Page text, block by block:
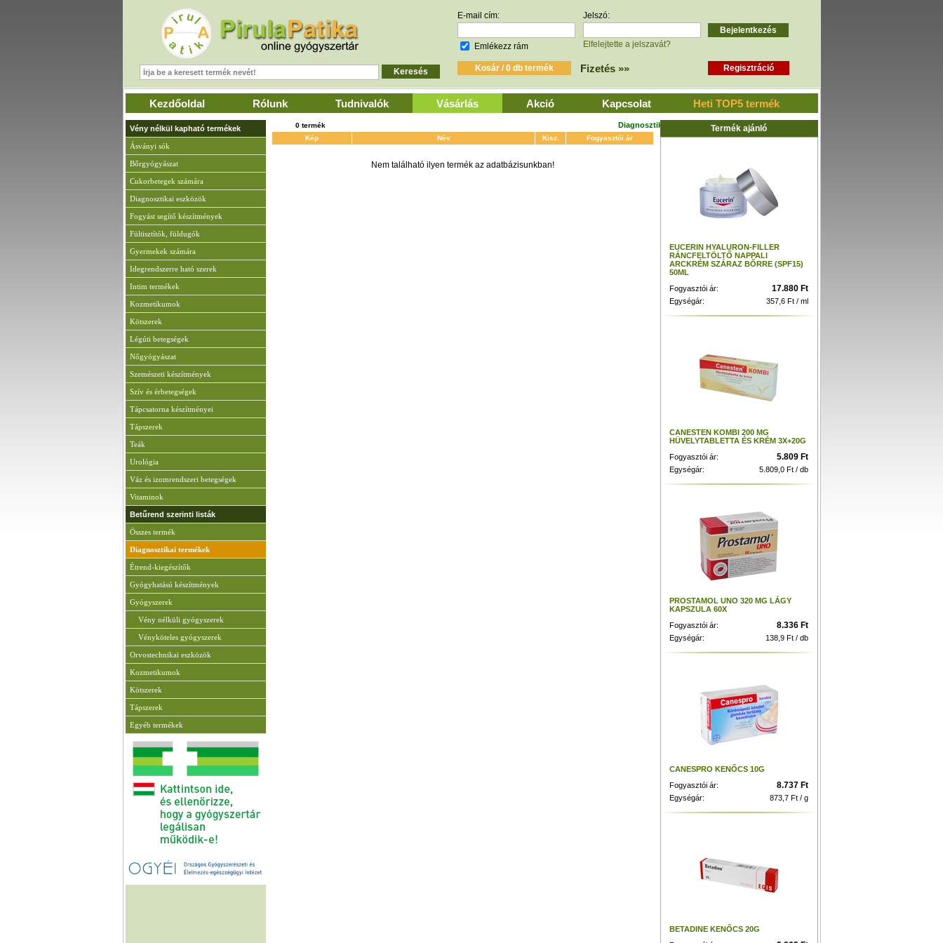
E-mail cím: Jelszó:
Emlékezz rám Elfelejtette a jelszavát?
Fizetés »»
Kezdőoldal Rólunk Tudnivalók Vásárlás Akció Kapcsolat Heti TOP5 termék
Vény nélkül kapható termékek
Ásványi sók
Bőrgyógyászat
Cukorbetegek számára
Diagnosztikai eszközök
Fogyást segítő készítmények
Fültisztítók, füldugók
Gyermekek számára
Idegrendszerre ható szerek
Intim termékek
Kozmetikumok
Kötszerek
Légúti betegségek
Nőgyógyászat
Szemészeti készítmények
Szív és érbetegségek
Tápcsatorna készítményei
Tápszerek
Teák
Urológia
Váz és izomrendszeri betegségek
Vitaminok
Betűrend szerinti listák
Összes termék
Diagnosztikai termékek
Étrend-kiegészítők
Gyógyhatású készítmények
Gyógyszerek
Vény nélküli gyógyszerek
Vényköteles gyógyszerek
Orvostechnikai eszközök
Kozmetikumok
Kötszerek
Tápszerek
Egyéb termékek
0 termék Diagnosztikai termékek
Kép Név Kisz. Fogyasztói ár
Nem található ilyen termék az adatbázisunkban!
Termék ajánló
EUCERIN HYALURON-FILLER
RÁNCFELTÖLTŐ NAPPALI
ARCKRÉM SZÁRAZ BŐRRE (SPF15)
50ML
Fogyasztói ár:
17.880 Ft
Egységár: 357,6 Ft / ml
CANESTEN KOMBI 200 MG
HÜVELYTABLETTA ÉS KRÉM 3X+20G
Fogyasztói ár:
5.809 Ft
Egységár: 5.809,0 Ft / db
PROSTAMOL UNO 320 MG LÁGY
KAPSZULA 60X
Fogyasztói ár:
8.336 Ft
Egységár: 138,9 Ft / db
CANESPRO KENŐCS 10G
Fogyasztói ár:
8.737 Ft
Egységár: 873,7 Ft / g
BETADINE KENŐCS 20G